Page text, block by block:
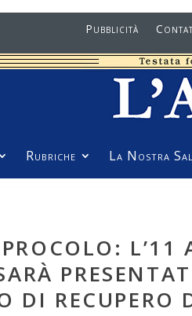
Pubblicità
Rubriche La Nostra
L’11
DI RECUPERO